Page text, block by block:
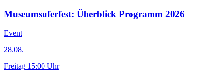
Museumsuferfest: Überblick Programm 2026
Event
28.08.
Freitag 15:00 Uhr